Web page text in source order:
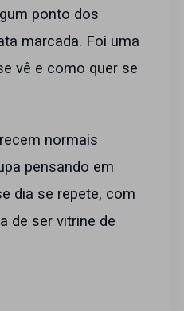
ponto dos
marcada. Foi uma
vê e como quer se
normais
pensando em
dia se repete, com
de ser vitrine de